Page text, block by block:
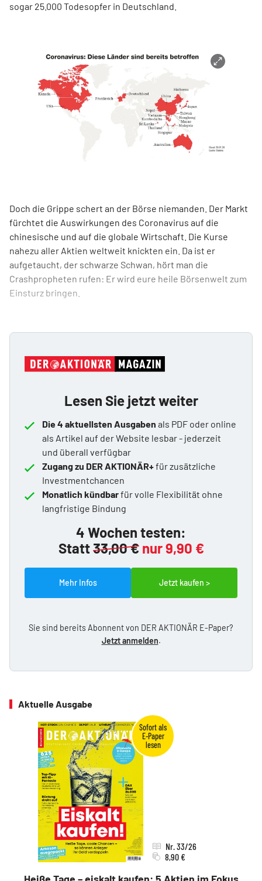
sogar 25.000 Todesopfer in Deutschland.
Doch die Grippe schert an der Börse niemanden. Der Markt
fürchtet die Auswirkungen des Coronavirus auf die
chinesische und auf die globale Wirtschaft. Die Kurse
nahezu aller Aktien weltweit knickten ein. Da ist er
aufgetaucht, der schwarze Schwan, hört man die
Crashpropheten rufen: Er wird eure heile Börsenwelt zum
Einsturz bringen.
Lesen Sie jetzt weiter
Die 4 aktuellsten Ausgaben als PDF oder online
als Artikel auf der Website lesbar - jederzeit
und überall verfügbar
Zugang zu DER AKTIONÄR+für zusätzliche
Investmentchancen
Monatlich kündbarfür volle Flexibilität ohne
langfristige Bindung
4 Wochen testen:
Statt33,00 € nur 9,90 €
Mehr Infos Jetzt kaufen >
Sie sind bereits Abonnent von DER AKTIONÄR E-Paper?
Jetzt anmelden.
Aktuelle Ausgabe
Nr. 33/26
8,90 €